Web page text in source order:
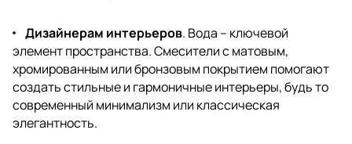
Дизайнерам интерьеров. Вода – ключевой
элемент пространства. Смесители с матовым,
хромированным или бронзовым покрытием помогают
создать стильные и гармоничные интерьеры, будь то
современный минимализм или классическая
элегантность.